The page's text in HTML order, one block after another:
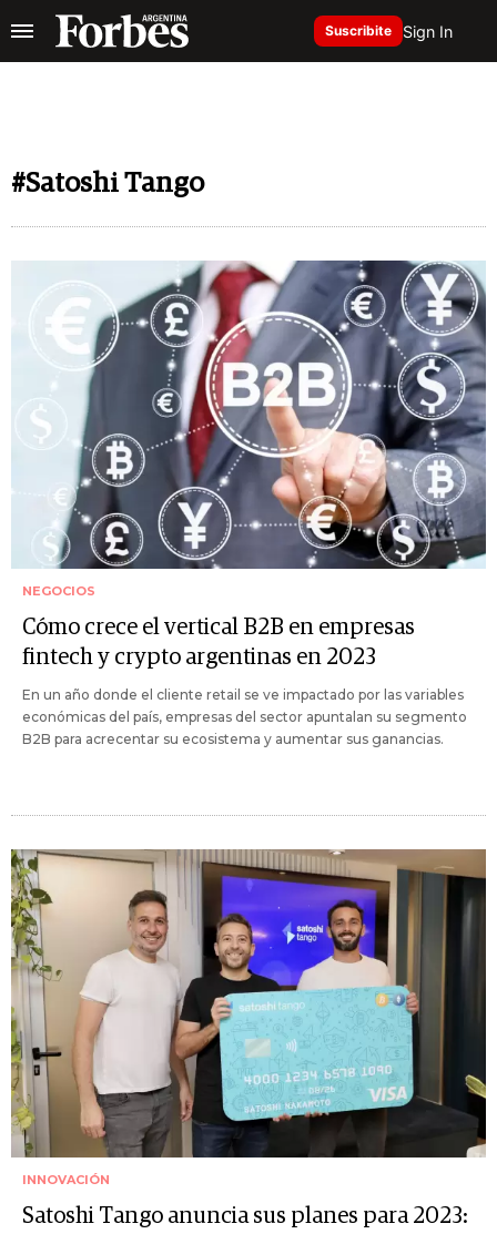
Suscribite Sign In
#Satoshi Tango
NEGOCIOS
Cómo crece el vertical B2B en empresas
fintech y crypto argentinas en 2023
En un año donde el cliente retail se ve impactado por las variables
económicas del país, empresas del sector apuntalan su segmento
B2B para acrecentar su ecosistema y aumentar sus ganancias.
INNOVACIÓN
Satoshi Tango anuncia sus planes para 2023: